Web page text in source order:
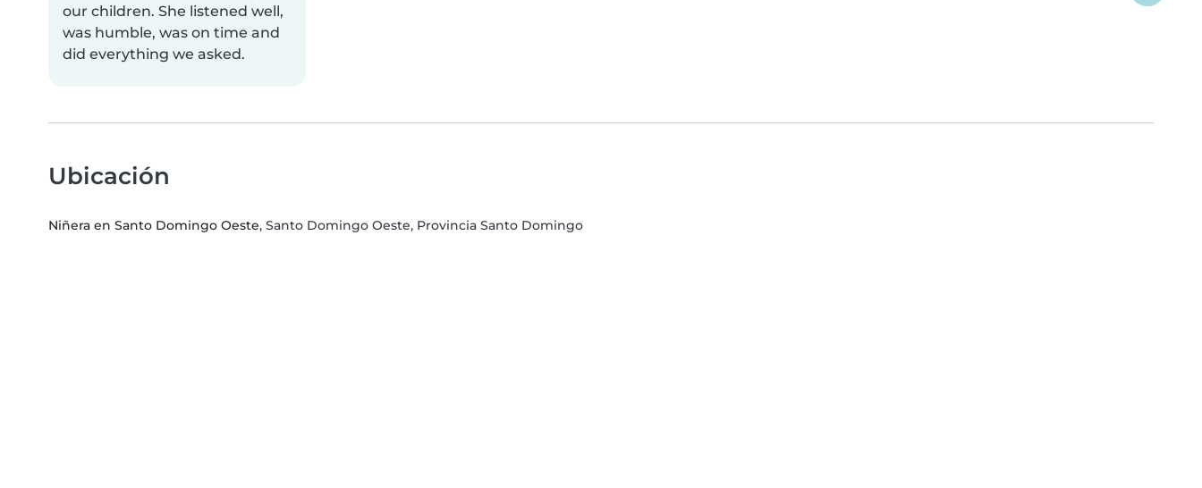
our children. She listened well,
was humble, was on time and
did everything we asked.
Ubicación
Niñera en Santo Domingo Oeste, Santo Domingo Oeste, Provincia Santo Domingo